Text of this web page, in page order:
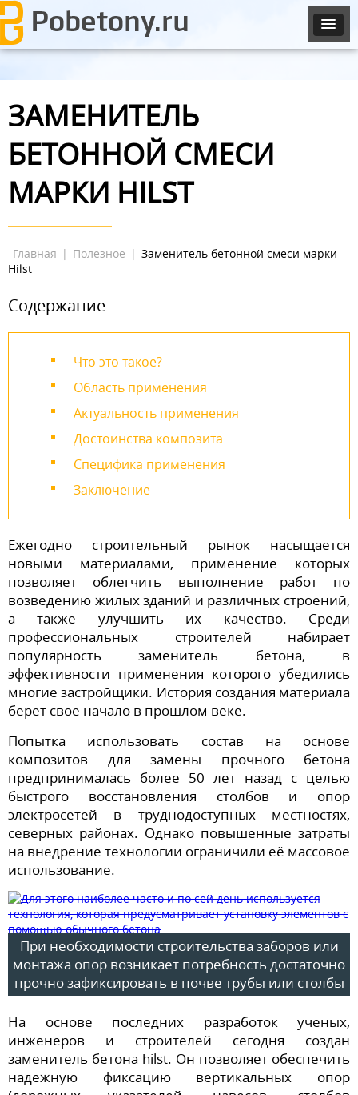
ЗАМЕНИТЕЛЬ
БЕТОННОЙ СМЕСИ
МАРКИ HILST
Главная | Полезное | Заменитель бетонной смеси марки
Hilst
Содержание
Что это такое?
Область применения
Актуальность применения
Достоинства композита
Специфика применения
Заключение
Ежегодно строительный рынок насыщается
новыми материалами, применение которых
позволяет облегчить выполнение работ по
возведению жилых зданий и различных строений,
а также улучшить их качество. Среди
профессиональных строителей набирает
популярность заменитель бетона, в
эффективности применения которого убедились
многие застройщики. История создания материала
берет свое начало в прошлом веке.
Попытка использовать состав на основе
композитов для замены прочного бетона
предпринималась более 50 лет назад с целью
быстрого восстановления столбов и опор
электросетей в труднодоступных местностях,
северных районах. Однако повышенные затраты
на внедрение технологии ограничили её массовое
использование.
При необходимости строительства заборов или
монтажа опор возникает потребность достаточно
прочно зафиксировать в почве трубы или столбы
На основе последних разработок ученых,
инженеров и строителей сегодня создан
заменитель бетона hilst. Он позволяет обеспечить
надежную фиксацию вертикальных опор